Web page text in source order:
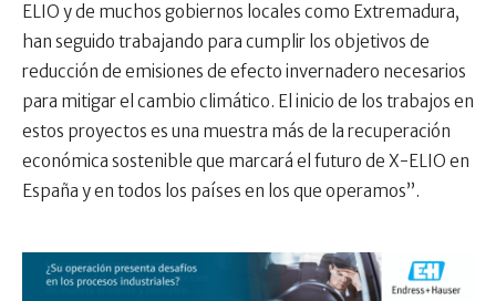
ELIO y de muchos gobiernos locales como Extremadura,
han seguido trabajando para cumplir los objetivos de
reducción de emisiones de efecto invernadero necesarios
para mitigar el cambio climático. El inicio de los trabajos en
estos proyectos es una muestra más de la recuperación
económica sostenible que marcará el futuro de X-ELIO en
España y en todos los países en los que operamos”.